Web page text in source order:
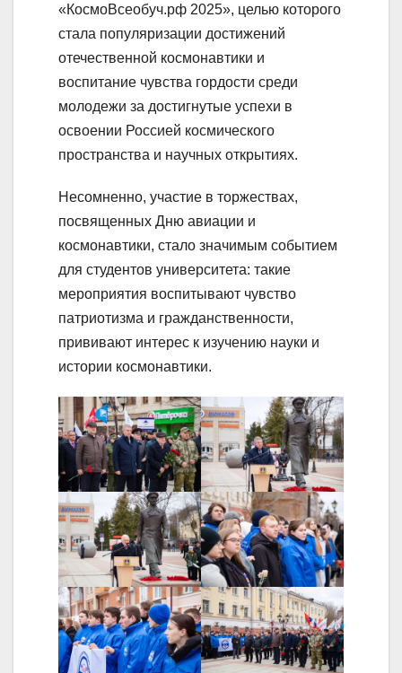
«КосмоВсеобуч.рф 2025», целью которого
стала популяризации достижений
отечественной космонавтики и
воспитание чувства гордости среди
молодежи за достигнутые успехи в
освоении Россией космического
пространства и научных открытиях.
Несомненно, участие в торжествах,
посвященных Дню авиации и
космонавтики, стало значимым событием
для студентов университета: такие
мероприятия воспитывают чувство
патриотизма и гражданственности,
прививают интерес к изучению науки и
истории космонавтики.